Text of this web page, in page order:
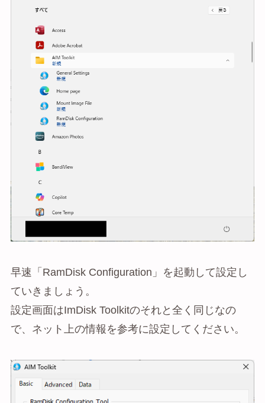
早速「RamDisk Configuration」を起動して設定し
ていきましょう。
設定画面はImDisk Toolkitのそれと全く同じなの
で、ネット上の情報を参考に設定してください。